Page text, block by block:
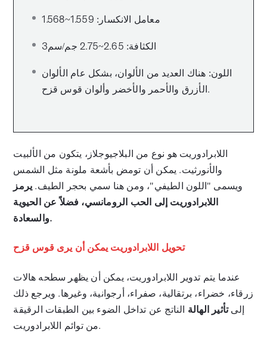
معامل الانكسار: 1.559~1.568
الكثافة: 2.65~2.75 جم/سم3
اللون: هناك العديد من الألوان، بشكل عام الألوان
الأزرق والأحمر والأخضر وألوان قوس قزح.
اللابرادوريت هو نوع من البلاجيوجلاز، يتكون من الألبيت
والأنورثيت. يمكن أن تومض بأشعة ملونة مثل الشمس
ويسمى "اللون الطيفي"، ومن هنا سمي بحجر الطيف. يرمز
اللابرادوريت إلى الحب الرومانسي، فضلاً عن الحيوية
والسعادة.
تحويل اللابرادوريت يمكن أن يرى قوس قزح
عندما يتم تدوير اللابرادوريت، يمكن أن يظهر سطحه هالات
زرقاء، خضراء، برتقالية، صفراء، أرجوانية، وغيرها. ويرجع ذلك
إلىتأثير الهالة الناتج عن تداخل الضوء بين الطبقات الرقيقة
من توائم اللابرادوريت.